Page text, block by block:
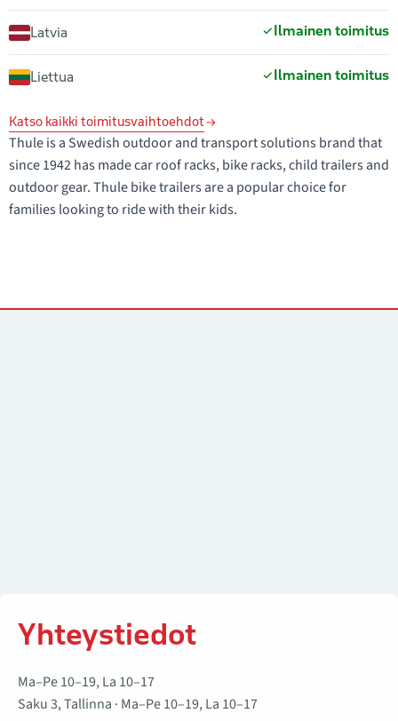
Latvia Ilmainen toimitus
Liettua Ilmainen toimitus
Katso kaikki toimitusvaihtoehdot
Thule is a Swedish outdoor and transport solutions brand that
since 1942 has made car roof racks, bike racks, child trailers and
outdoor gear. Thule bike trailers are a popular choice for
families looking to ride with their kids.
Yhteystiedot
Ma–Pe 10–19, La 10–17
Saku 3, Tallinna · Ma–Pe 10–19, La 10–17